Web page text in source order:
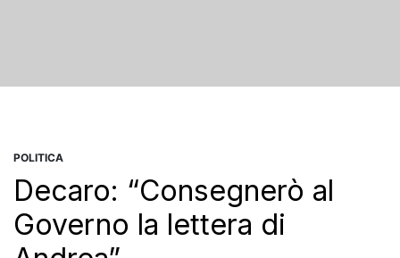
POLITICA
Decaro: “Consegnerò al
Governo la lettera di